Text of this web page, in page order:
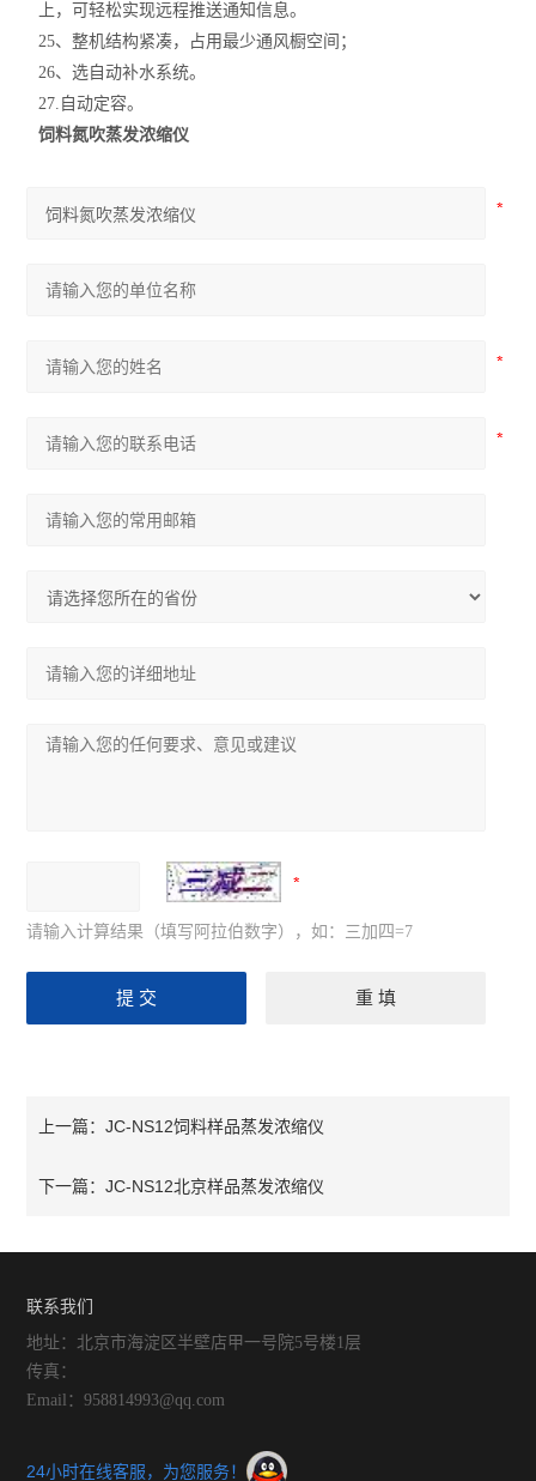
上，可轻松实现远程推送通知信息。
25、整机结构紧凑，占用最少通风橱空间；
26、选自动补水系统。
27.自动定容。
饲料氮吹蒸发浓缩仪
请输入计算结果（填写阿拉伯数字），如：三加四=7
上一篇：JC-NS12饲料样品蒸发浓缩仪
下一篇：JC-NS12北京样品蒸发浓缩仪
联系我们
地址：北京市海淀区半壁店甲一号院5号楼1层
传真：
Email：958814993@qq.com
24小时在线客服，为您服务！